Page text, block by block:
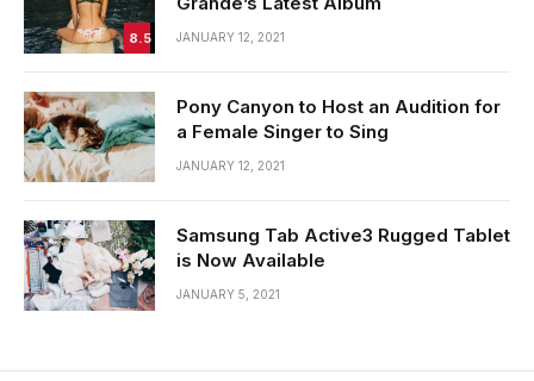
8.5 JANUARY 12, 2021
Pony Canyon to Host an Audition for
a Female Singer to Sing
JANUARY 12, 2021
Samsung Tab Active3 Rugged Tablet
is Now Available
JANUARY 5, 2021